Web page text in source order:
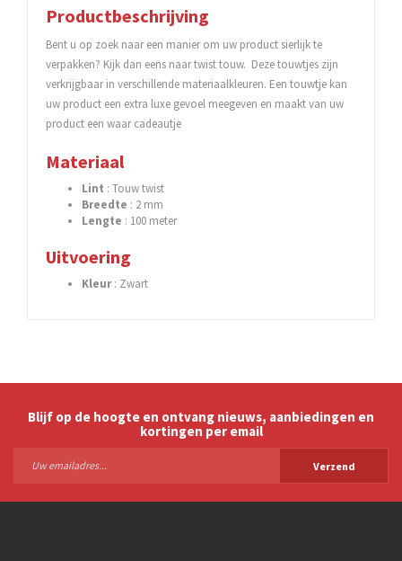
Productbeschrijving
Bent u op zoek naar een manier om uw product sierlijk te
verpakken? Kijk dan eens naar twist touw. Deze touwtjes zijn
verkrijgbaar in verschillende materiaalkleuren. Een touwtje kan
uw product een extra luxe gevoel meegeven en maakt van uw
product een waar cadeautje
Materiaal
Lint : Touw twist
Breedte : 2 mm
Lengte : 100 meter
Uitvoering
Kleur: Zwart
Blijf op de hoogte en ontvang nieuws, aanbiedingen en
kortingen per email
Verzend